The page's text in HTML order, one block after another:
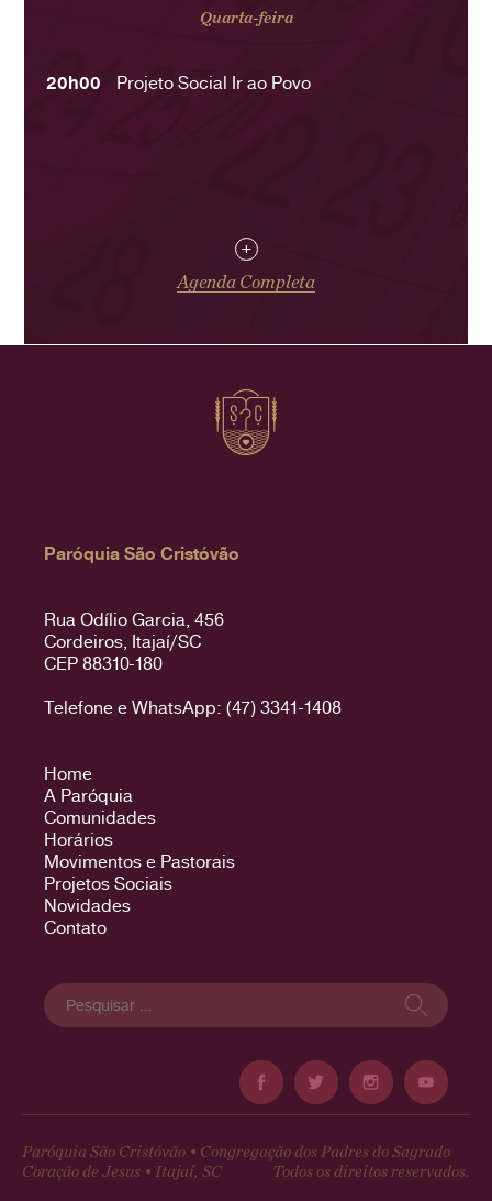
Quarta-feira
20h00 Projeto Social Ir ao Povo
+
Agenda Completa
Paróquia São Cristóvão
Rua Odílio Garcia, 456
Cordeiros, Itajaí/SC
CEP 88310-180
Telefone e WhatsApp: (47) 3341-1408
Home
A Paróquia
Comunidades
Horários
Movimentos e Pastorais
Projetos Sociais
Novidades
Contato
Pesquisar
por:
Paróquia São Cristóvão • Congregação dos Padres do Sagrado
Coração de Jesus • Itajaí, SC
Todos os direitos reservados.